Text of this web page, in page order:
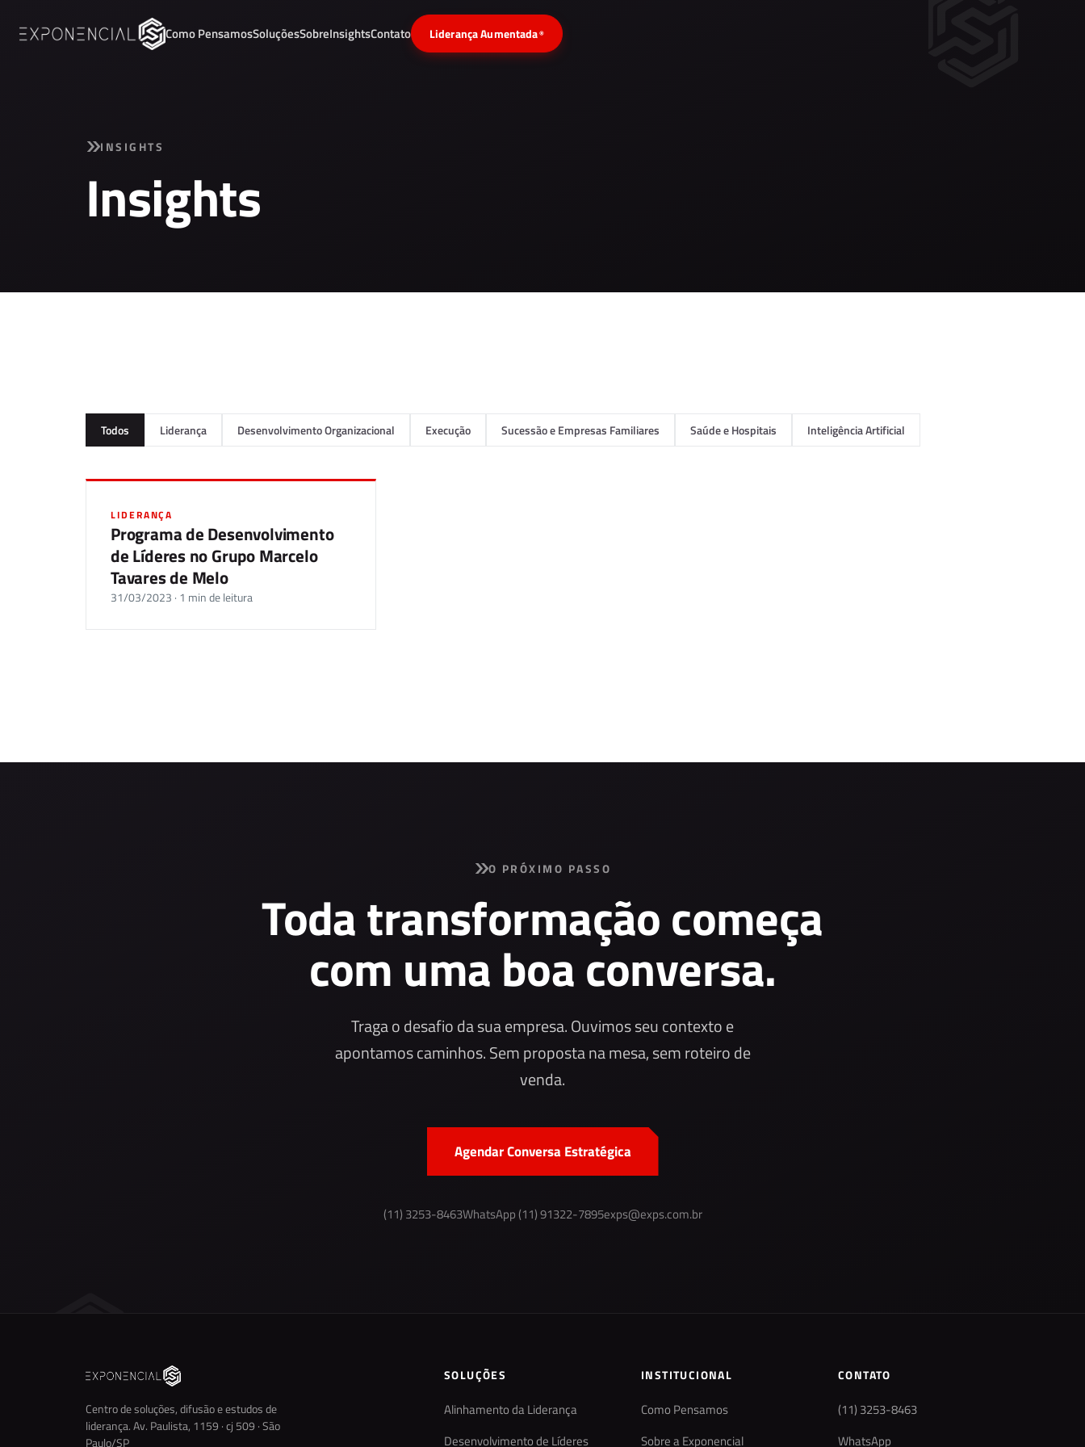
Como PensamosSoluçõesSobreInsightsContato Liderança Aumentada®
INSIGHTS
Insights
Todos Liderança Desenvolvimento Organizacional Execução Sucessão e Empresas Familiares Saúde e Hospitais Inteligência Artificial
LIDERANÇA
Programa de Desenvolvimento
de Líderes no Grupo Marcelo
Tavares de Melo
31/03/2023 · 1 min de leitura
O PRÓXIMO PASSO
Toda transformação começa
com uma boa conversa.
Traga o desafio da sua empresa. Ouvimos seu contexto e
apontamos caminhos. Sem proposta na mesa, sem roteiro de
venda.
Agendar Conversa Estratégica
(11) 3253-8463WhatsApp (11) 91322-7895exps@exps.com.br
Centro de soluções, difusão e estudos de
liderança. Av. Paulista, 1159 · cj 509 · São
Paulo/SP
SOLUÇÕES
Alinhamento da Liderança
Desenvolvimento de Líderes
INSTITUCIONAL
Como Pensamos
Sobre a Exponencial
CONTATO
(11) 3253-8463
WhatsApp